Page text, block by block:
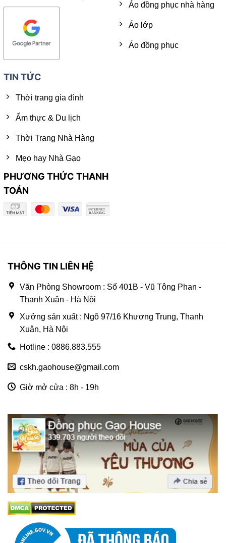
Áo đồng phục nhà hàng
Áo lớp
Áo đồng phục
TIN TỨC
Thời trang gia đình
Ẩm thực & Du lịch
Thời Trang Nhà Hàng
Mẹo hay Nhà Gạo
PHƯƠNG THỨC THANH
TOÁN
THÔNG TIN LIÊN HỆ
Văn Phòng Showroom : Số 401B - Vũ Tông Phan -
Thanh Xuân - Hà Nội
Xưởng sản xuất : Ngõ 97/16 Khương Trung, Thanh
Xuân, Hà Nội
Hotline : 0886.883.555
cskh.gaohouse@gmail.com
Giờ mở cửa : 8h - 19h